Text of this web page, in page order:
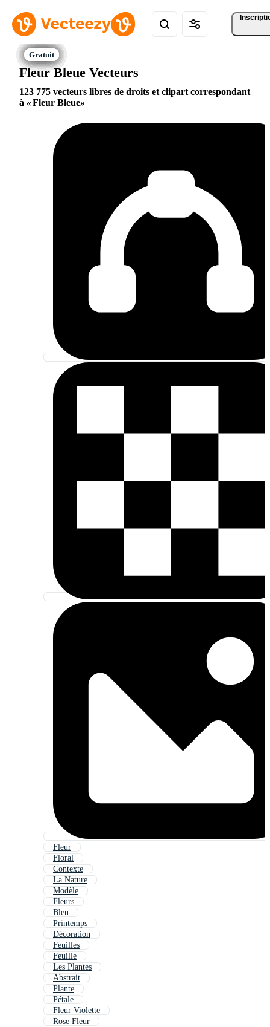
Fleur Bleue Vecteurs
123 775 vecteurs libres de droits et clipart correspondant
à
Fleur Bleue
Fleur
Floral
Contexte
La Nature
Modèle
Fleurs
Bleu
Printemps
Décoration
Feuilles
Feuille
Les Plantes
Abstrait
Plante
Pétale
Fleur Violette
Rose Fleur